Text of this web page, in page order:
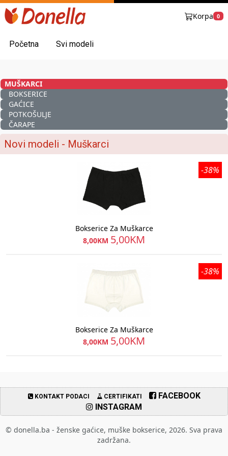
Korpa 0
Početna Svi modeli
MUŠKARCI
BOKSERICE
GAĆICE
POTKOŠULJE
ČARAPE
Novi modeli - Muškarci
Bokserice Za Muškarce
8,00KM 5,00KM
-38%
Bokserice Za Muškarce
8,00KM 5,00KM
-38%
KONTAKT PODACI CERTIFIKATI
FACEBOOK
INSTAGRAM
© donella.ba - ženske gaćice, muške bokserice, 2026. Sva prava
zadržana.